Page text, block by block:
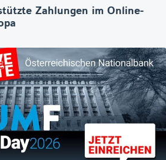
Zahlungen im Online-